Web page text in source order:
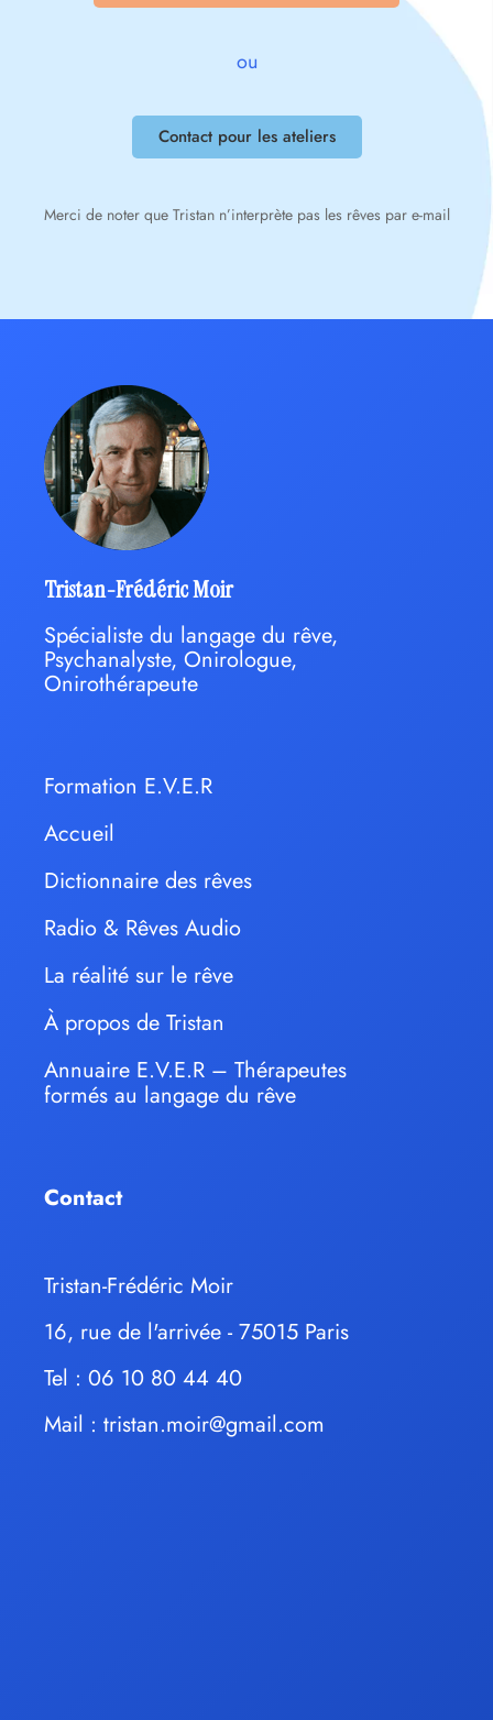
ou
Contact pour les ateliers
Merci de noter que Tristan n’interprète pas les rêves par e-mail
Tristan-Frédéric Moir
Spécialiste du langage du rêve,
Psychanalyste, Onirologue,
Onirothérapeute
Formation E.V.E.R
Accueil
Dictionnaire des rêves
Radio & Rêves Audio
La réalité sur le rêve
À propos de Tristan
Annuaire E.V.E.R – Thérapeutes
formés au langage du rêve
Contact
Tristan-Frédéric Moir
16, rue de l'arrivée - 75015 Paris
Tel : 06 10 80 44 40
Mail : tristan.moir@gmail.com